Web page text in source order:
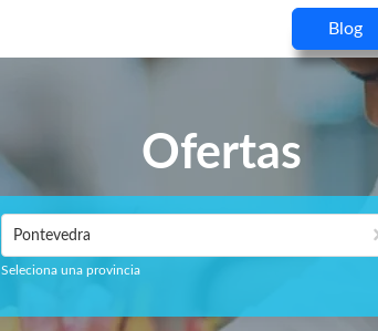
Blog
Ofertas
Pontevedra
Seleciona una provincia